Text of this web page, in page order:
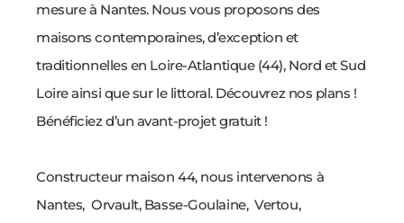
mesure à Nantes. Nous vous proposons des
maisons contemporaines, d’exception et
traditionnelles en Loire-Atlantique (44), Nord et Sud
Loire ainsi que sur le littoral. Découvrez nos plans !
Bénéficiez d’un avant-projet gratuit !
Constructeur maison 44, nous intervenons à
Nantes, Orvault, Basse-Goulaine, Vertou,